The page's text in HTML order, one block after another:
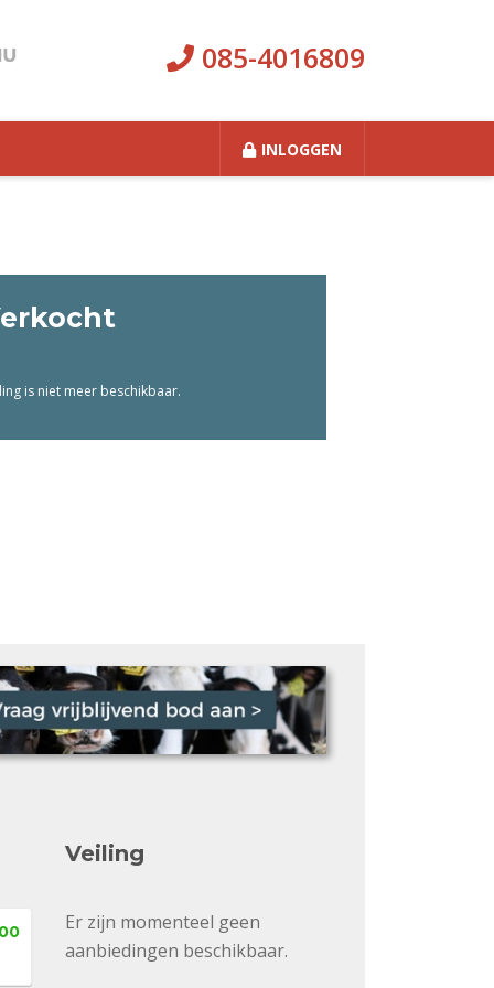
085-4016809
INLOGGEN
is niet meer beschikbaar.
Veiling
Er zijn momenteel geen
aanbiedingen beschikbaar.